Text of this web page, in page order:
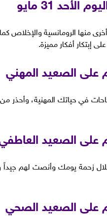
منها الرومانسية والإخلاص
إبتكار أفكار مميزة.
الصعيد المهني
في حياتك المهنية، وأحذر
الصعيد
يومك وأنصت لهم جيداً
على الصعيد الصحي